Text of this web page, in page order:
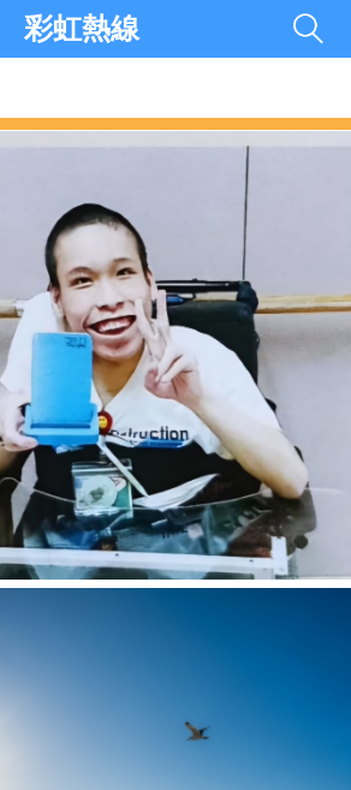
彩虹熱線